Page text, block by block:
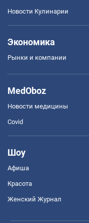
Новости Кулинарии
Экономика
Рынки и компании
MedOboz
Новости медицины
Covid
Шоу
Афиша
Красота
Женский Журнал